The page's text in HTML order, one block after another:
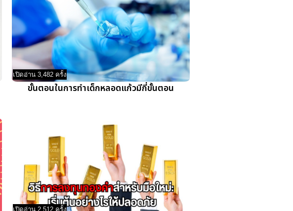
เปิดอ่าน 3,482 ครั้ง
ขั้นตอนในการทำเด็กหลอดแก้วมีกี่ขั้นตอน
เปิดอ่าน 2,512 ครั้ง